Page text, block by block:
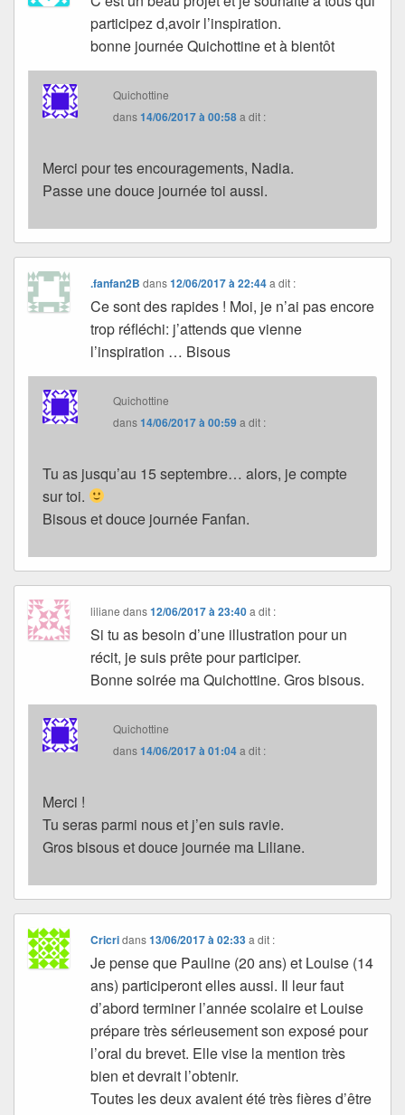
participez d,avoir l’inspiration.
bonne journée Quichottine et à bientôt
Quichottine
dans14/06/2017 à 00:58a dit :
Merci pour tes encouragements, Nadia.
Passe une douce journée toi aussi.
.fanfan2B dans12/06/2017 à 22:44 a dit :
Ce sont des rapides ! Moi, je n’ai pas encore
trop réfléchi: j’attends que vienne
l’inspiration … Bisous
Quichottine
dans14/06/2017 à 00:59a dit :
Tu as jusqu’au 15 septembre… alors, je compte
sur toi.
Bisous et douce journée Fanfan.
liliane dans12/06/2017 à 23:40 a dit :
Si tu as besoin d’une illustration pour un
récit, je suis prête pour participer.
Bonne soirée ma Quichottine. Gros bisous.
Quichottine
dans14/06/2017 à 01:04a dit :
Merci !
Tu seras parmi nous et j’en suis ravie.
Gros bisous et douce journée ma Liliane.
Cricridans13/06/2017 à 02:33 a dit :
Je pense que Pauline (20 ans) et Louise (14
ans) participeront elles aussi. Il leur faut
d’abord terminer l’année scolaire et Louise
prépare très sérieusement son exposé pour
l’oral du brevet. Elle vise la mention très
bien et devrait l’obtenir.
Toutes les deux avaient été très fières d’être